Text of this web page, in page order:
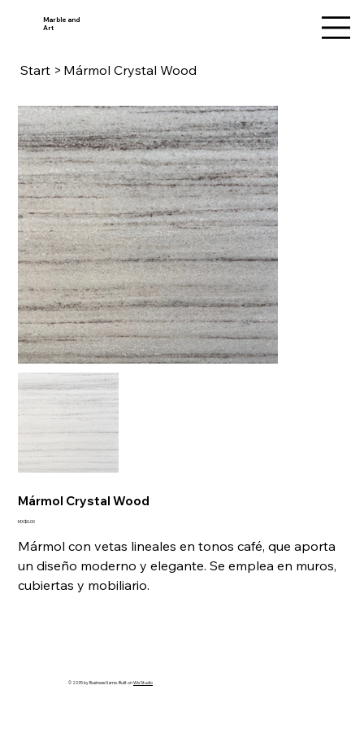
Marble and
Art
Start > Mármol Crystal Wood
Mármol Crystal Wood
Price
MX$0.00
Mármol con vetas lineales en tonos café, que aporta
un diseño moderno y elegante. Se emplea en muros,
cubiertas y mobiliario.
© 2035 by Business Name. Built onWix Studio